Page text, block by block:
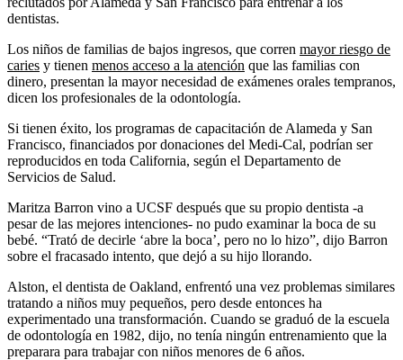
dentistas.
Los niños de familias de bajos ingresos, que corren mayor riesgo de
caries y tienen menos acceso a la atención que las familias con
dinero, presentan la mayor necesidad de exámenes orales tempranos,
dicen los profesionales de la odontología.
Si tienen éxito, los programas de capacitación de Alameda y San
Francisco, financiados por donaciones del Medi-Cal, podrían ser
reproducidos en toda California, según el Departamento de
Servicios de Salud.
Maritza Barron vino a UCSF después que su propio dentista -a
pesar de las mejores intenciones- no pudo examinar la boca de su
bebé. “Trató de decirle ‘abre la boca’, pero no lo hizo”, dijo Barron
sobre el fracasado intento, que dejó a su hijo llorando.
Alston, el dentista de Oakland, enfrentó una vez problemas similares
tratando a niños muy pequeños, pero desde entonces ha
experimentado una transformación. Cuando se graduó de la escuela
de odontología en 1982, dijo, no tenía ningún entrenamiento que la
preparara para trabajar con niños menores de 6 años.